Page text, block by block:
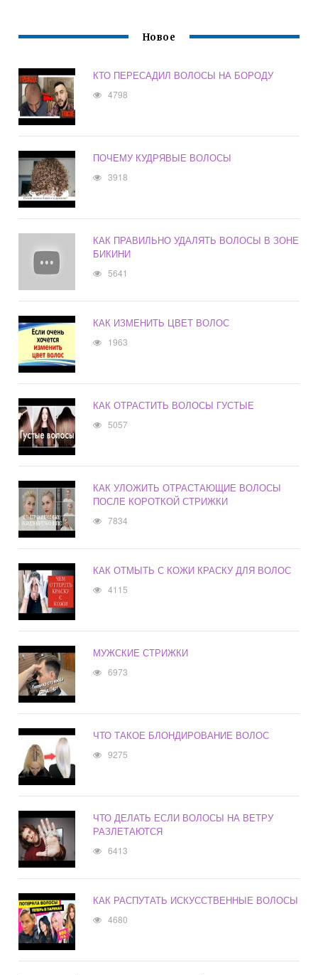
Новое
КТО ПЕРЕСАДИЛ ВОЛОСЫ НА БОРОДУ
4798
ПОЧЕМУ КУДРЯВЫЕ ВОЛОСЫ
3918
КАК ПРАВИЛЬНО УДАЛЯТЬ ВОЛОСЫ В ЗОНЕ
БИКИНИ
5641
КАК ИЗМЕНИТЬ ЦВЕТ ВОЛОС
1963
КАК ОТРАСТИТЬ ВОЛОСЫ ГУСТЫЕ
5057
КАК УЛОЖИТЬ ОТРАСТАЮЩИЕ ВОЛОСЫ
ПОСЛЕ КОРОТКОЙ СТРИЖКИ
7834
КАК ОТМЫТЬ С КОЖИ КРАСКУ ДЛЯ ВОЛОС
4115
МУЖСКИЕ СТРИЖКИ
6973
ЧТО ТАКОЕ БЛОНДИРОВАНИЕ ВОЛОС
9275
ЧТО ДЕЛАТЬ ЕСЛИ ВОЛОСЫ НА ВЕТРУ
РАЗЛЕТАЮТСЯ
6413
КАК РАСПУТАТЬ ИСКУССТВЕННЫЕ ВОЛОСЫ
4680